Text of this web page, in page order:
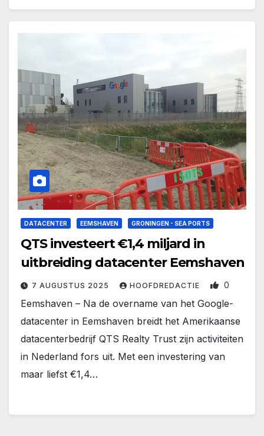
DATACENTER EEMSHAVEN GRONINGEN - SEA PORTS
QTS investeert €1,4 miljard in
uitbreiding datacenter Eemshaven
7 AUGUSTUS 2025 HOOFDREDACTIE 0
Eemshaven – Na de overname van het Google-
datacenter in Eemshaven breidt het Amerikaanse
datacenterbedrijf QTS Realty Trust zijn activiteiten
in Nederland fors uit. Met een investering van
maar liefst €1,4…